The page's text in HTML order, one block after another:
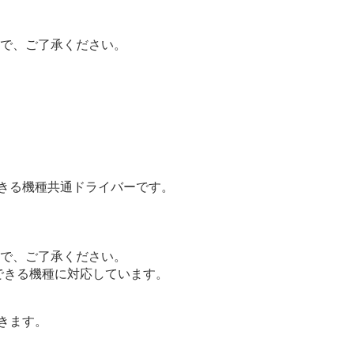
、ご了承ください。
機種共通ドライバーです。
、ご了承ください。
る機種に対応しています。
す。